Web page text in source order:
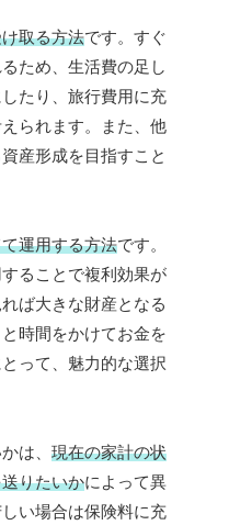
取る方法です。すぐ
ため、生活費の足し
たり、旅行費用に充
られます。また、他
産形成を目指すこと
運用する方法です。
ることで複利効果が
ば大きな財産となる
時間をかけてお金を
って、魅力的な選択
は、 現在の家計の状
りたいかによって異
い場合は保険料に充